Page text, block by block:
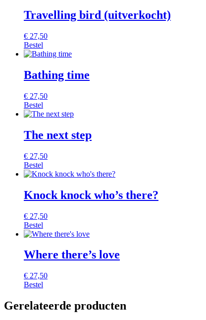
Travelling bird (uitverkocht)
€ 27,50
Bestel
Bathing time
€ 27,50
Bestel
The next step
€ 27,50
Bestel
Knock knock who’s there?
€ 27,50
Bestel
Where there’s love
€ 27,50
Bestel
Gerelateerde producten